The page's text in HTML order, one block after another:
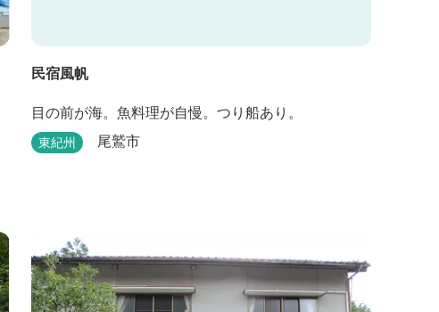
民宿風帆
目の前が海。魚料理が自慢。つり船あり。
東紀州 尾鷲市